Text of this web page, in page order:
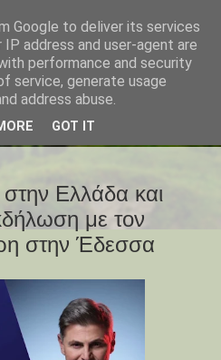
στην Ελλάδα και
με τον
στην Έδεσσα
Google to deliver its services
address and user-agent are
performance and security
service, generate usage
address abuse.
GOT IT